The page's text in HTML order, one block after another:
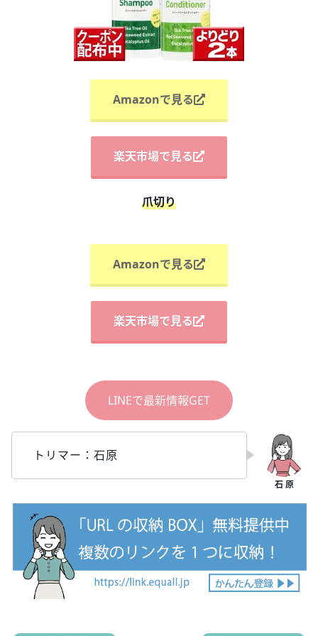
Amazonで見る
楽天市場で見る
爪切り
Amazonで見る
楽天市場で見る
LINEで最新情報GET
トリマー：石原